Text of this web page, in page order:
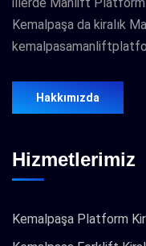
Kemalpaşa da kiralık
Hakkımızda
Hizmetlerimiz
Kemalpaşa Platform